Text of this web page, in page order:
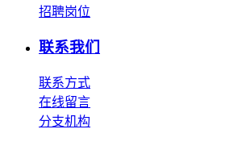
招聘岗位
联系我们
联系方式
在线留言
分支机构